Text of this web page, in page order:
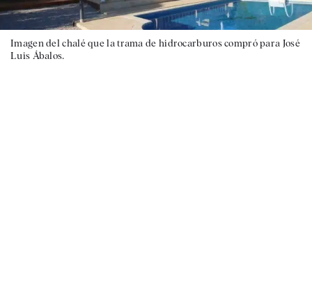
Imagen del chalé que la trama de hidrocarburos compró para José
Luis Ábalos.